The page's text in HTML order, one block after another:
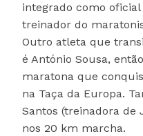
integrado como
treinador do
Outro atleta que
é António Sousa,
maratona que
na Taça da Europa.
Santos (treinadora de
nos 20 km marcha.